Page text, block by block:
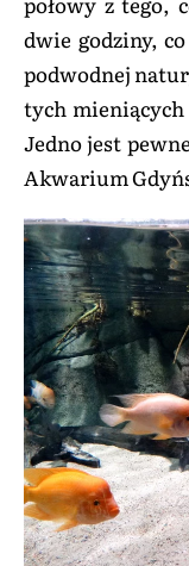
dwie godziny,
podwodnej
tych
Jedno jest
Akwarium